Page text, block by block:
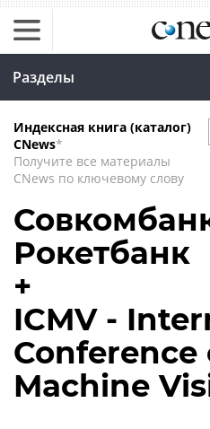
Разделы
Индексная книга (каталог)
CNews*
Получите все материалы
CNews по ключевому слову
Рокетбанк
+
ICMV -
Conference
Machine